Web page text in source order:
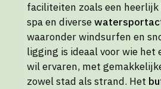
faciliteiten zoals een heerlijk
spa en diverse
waaronder windsurfen en
ligging is ideaal voor wie het
wil ervaren, met
zowel stad als strand. Het